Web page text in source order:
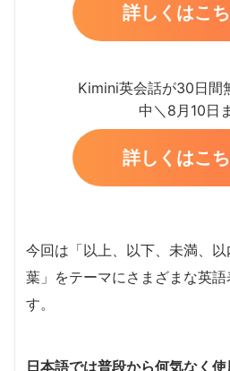
詳しくはこ
Kimini英会話が30日間
中＼8月10日
詳しくはこ
今回は「以上、以下、未満、
葉」をテーマにさまざまな英
す。
日本語では普段から何気なく